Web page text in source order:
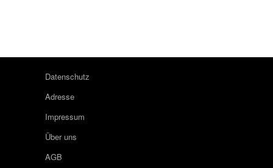
Datenschutz
Adresse
Impressum
Über uns
AGB